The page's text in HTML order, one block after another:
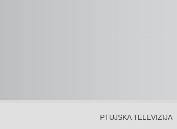
PTUJSKA TELEVIZIJA